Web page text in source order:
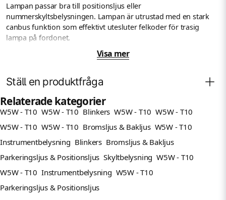
Lampan passar bra till positionsljus eller
nummerskyltsbelysningen. Lampan är utrustad med en stark
canbus funktion som effektivt utesluter felkoder för trasig
lampa på fordonet.
9 st Samsung LED dioder
Xenonvit 5000K
Chip 3632
Polaritetsoberoende
Canbus, (stark canbus funktion)
Spänning: 12V
Effektförbrukning: 2,28W
2-pack
Längd: 28 mm
Visa mer
Ställ en produktfråga
question
Fråga oss något om denna produkten...
Namn
Mejladress
Relaterade kategorier
W5W - T10 W5W - T10 Blinkers W5W - T10 W5W - T10
W5W - T10 W5W - T10 Bromsljus & Bakljus W5W - T10
Instrumentbelysning Blinkers Bromsljus & Bakljus
Parkeringsljus & Positionsljus Skyltbelysning W5W - T10
W5W - T10 Instrumentbelysning W5W - T10
Parkeringsljus & Positionsljus